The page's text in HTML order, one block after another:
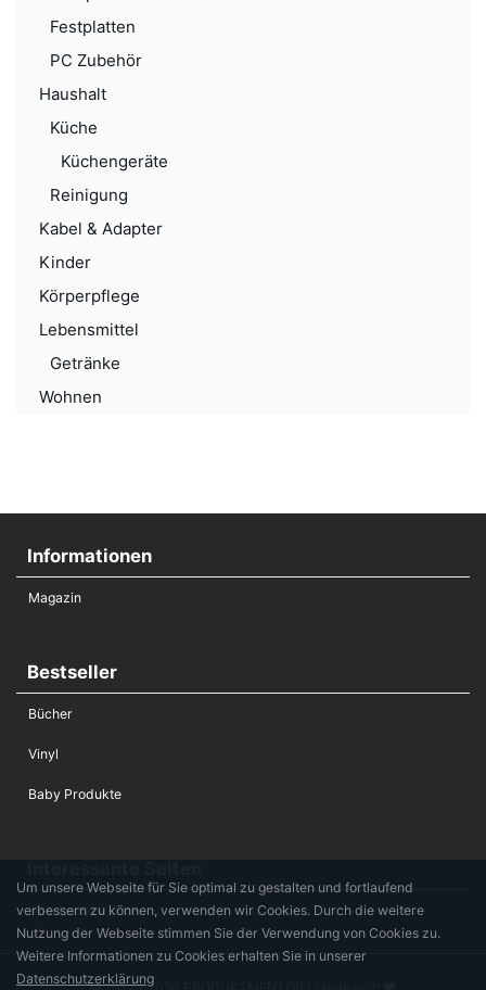
Festplatten
PC Zubehör
Haushalt
Küche
Küchengeräte
Reinigung
Kabel & Adapter
Kinder
Körperpflege
Lebensmittel
Getränke
Wohnen
Informationen
Magazin
Bestseller
Bücher
Vinyl
Baby Produkte
Die Hochzeitsliste
Um unsere Webseite für Sie optimal zu gestalten und fortlaufend
verbessern zu können, verwenden wir Cookies. Durch die weitere
Nutzung der Webseite stimmen Sie der Verwendung von Cookies zu.
Weitere Informationen zu Cookies erhalten Sie in unserer
Datenschutzerklärung